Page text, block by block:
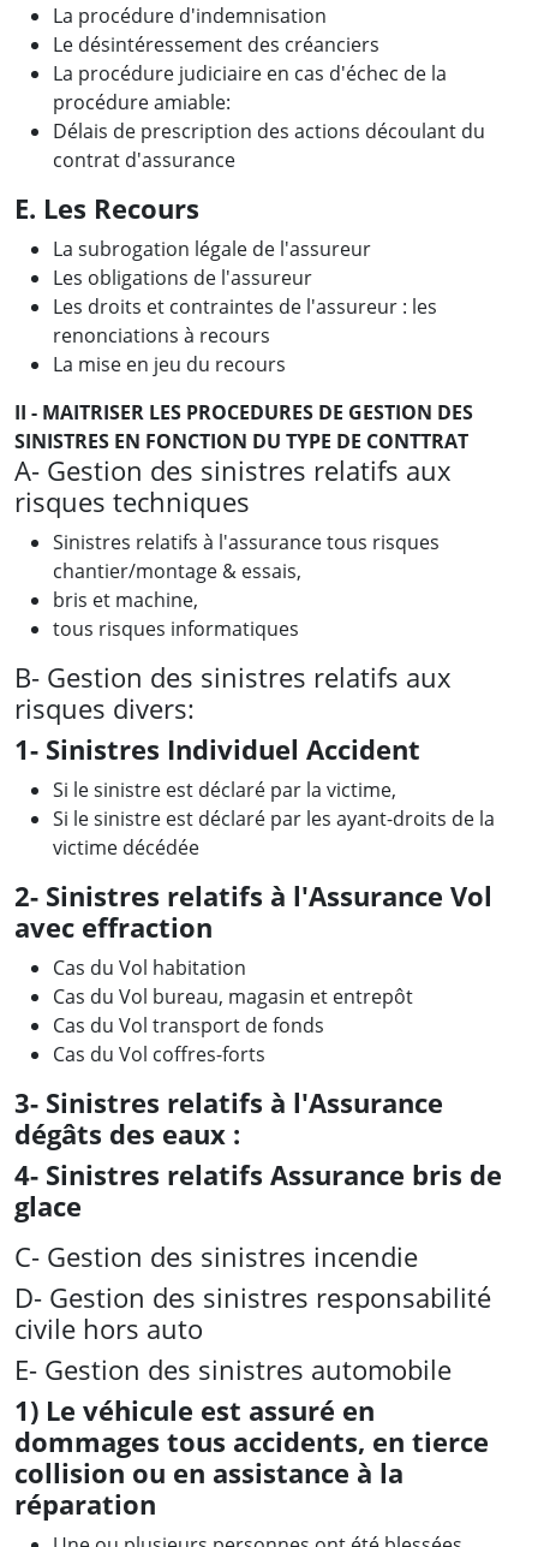
La procédure d'indemnisation
Le désintéressement des créanciers
La procédure judiciaire en cas d'échec de la
procédure amiable:
Délais de prescription des actions découlant du
contrat d'assurance
E. Les Recours
La subrogation légale de l'assureur
Les obligations de l'assureur
Les droits et contraintes de l'assureur : les
renonciations à recours
La mise en jeu du recours
II - MAITRISER LES PROCEDURES DE GESTION DES
SINISTRES EN FONCTION DU TYPE DE CONTTRAT
A- Gestion des sinistres relatifs aux
risques techniques
Sinistres relatifs à l'assurance tous risques
chantier/montage & essais,
bris et machine,
tous risques informatiques
B- Gestion des sinistres relatifs aux
risques divers:
1- Sinistres Individuel Accident
Si le sinistre est déclaré par la victime,
Si le sinistre est déclaré par les ayant-droits de la
victime décédée
2- Sinistres relatifs à l'Assurance Vol
avec effraction
Cas du Vol habitation
Cas du Vol bureau, magasin et entrepôt
Cas du Vol transport de fonds
Cas du Vol coffres-forts
3- Sinistres relatifs à l'Assurance
dégâts des eaux :
4- Sinistres relatifs Assurance bris de
glace
C- Gestion des sinistres incendie
D- Gestion des sinistres responsabilité
civile hors auto
E- Gestion des sinistres automobile
1) Le véhicule est assuré en
dommages tous accidents, en tierce
collision ou en assistance à la
réparation